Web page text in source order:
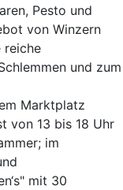
Pesto und
von Winzern
reiche
und zum
Marktplatz
von 13 bis 18 Uhr
im
mit 30